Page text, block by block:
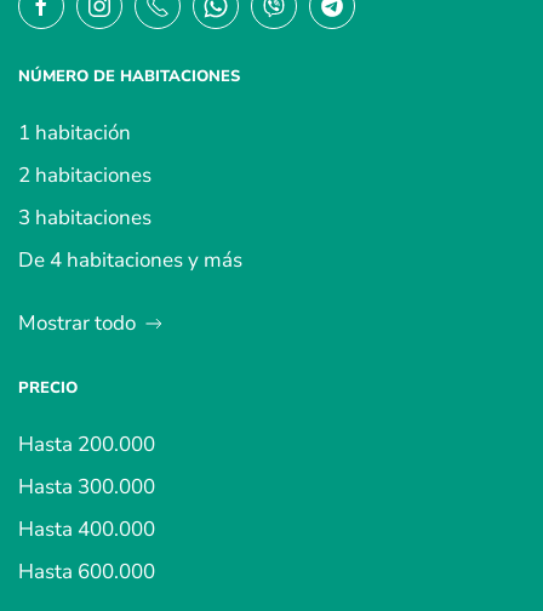
NÚMERO DE HABITACIONES
1 habitación
2 habitaciones
3 habitaciones
De 4 habitaciones y más
Mostrar todo
PRECIO
Hasta 200.000
Hasta 300.000
Hasta 400.000
Hasta 600.000